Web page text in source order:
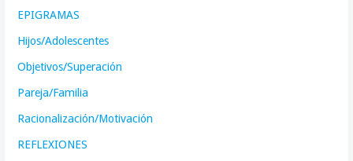
EPIGRAMAS
Hijos/Adolescentes
Objetivos/Superación
Pareja/Familia
Racionalización/Motivación
REFLEXIONES